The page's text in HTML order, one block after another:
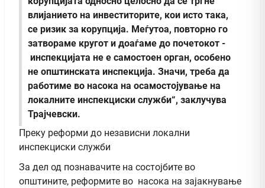
влијанието на инвеститорите, кои исто така,
се ризик за корупција. Меѓутоа, повторно го
затвораме кругот и доаѓаме до почетокот -
инспекцијата не е самостоен орган, особено
не општинската инспекција. Значи, треба да
работиме во насока на осамостојување на
локалните инспекциски служби“, заклучува
Трајчевски.
Преку реформи до независни локални
инспекциски служби
За дел од познавачите на состојбите во
општините, реформите во насока на зајакнување